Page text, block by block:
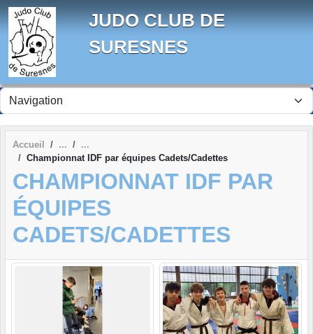
JUDO CLUB DE
SURESNES
Accueil
Championnat IDF par équipes Cadets/Cadettes
CHAMPIONNAT IDF PAR
ÉQUIPES
CADETS/CADETTES
Panneau de gestion des cookies